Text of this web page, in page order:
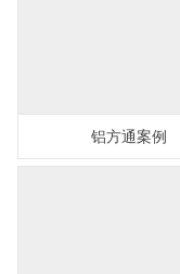
铝方通案例